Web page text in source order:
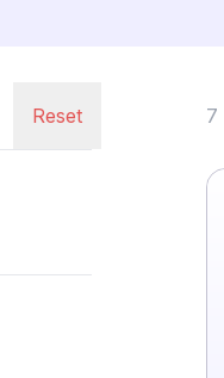
Reset 7